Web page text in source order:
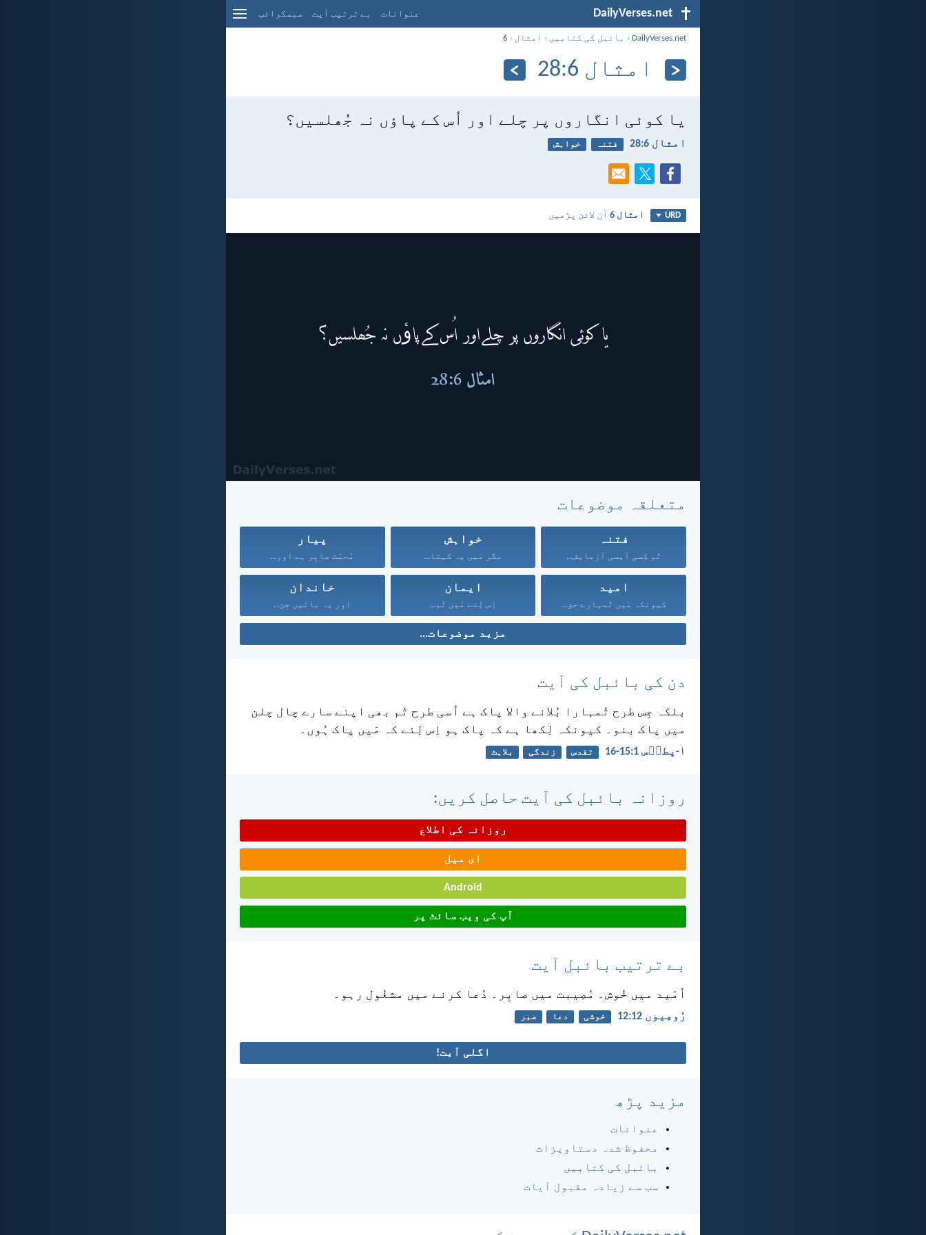
DailyVerses.net عنوانات بے ترتیب آیت سبسکرائب
DailyVerses.net
› بائبل کی کتابیں › امثال ›
6
امثال 6:‏28
یا کوئی انگاروں پر چلے اور اُس کے پاؤں نہ جُھلسیں؟
امثال 6:‏28 فتنہ خواہش
URD امثال 6 آن لائن پڑھیں
متعلقہ موضوعات
فتنہ
تُم کِسی اَیسی آزمایش...
خواہش
مگر مَیں یہ کہتا...
پیار
مُحبّت صابِر ہے اور...
امید
کیونکہ مَیں تُمہارے حق...
ایمان
اِس لِئے مَیں تُم...
خاندان
اور یہ باتیں جِن...
مزید موضوعات...
دن کی بائبل کی آیت
بلکہ جِس طرح تُمہارا بُلانے والا پاک ہے اُسی طرح تُم بھی اپنے سارے چال چلن
میں پاک بنو۔ کیونکہ لِکھا ہے کہ پاک ہو اِس لِئے کہ مَیں پاک ہُوں۔
۱-پطرؔس 1:‏15-‏16 تقدس زندگی بلاہٹ
روزانہ بائبل کی آیت حاصل کریں:
روزانہ کی اطلاع
ای میل
Android
آپ کی ویب سائٹ پر
بے ترتیب بائبل آیت
اُمّید میں خُوش۔ مُصِیبت میں صابِر۔ دُعا کرنے میں مشغُول رہو۔
رُومِیوں 12:‏12 خوشی دعا صبر
اگلی آیت!
مزید پڑھ
عنوانات
محفوظ شدہ دستاویزات
بائبل کی کتابیں
سب سے زیادہ مقبول آیات